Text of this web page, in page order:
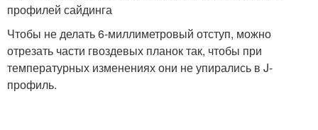
профилей сайдинга
Чтобы не делать 6-миллиметровый отступ, можно
отрезать части гвоздевых планок так, чтобы при
температурных изменениях они не упирались в J-
профиль.